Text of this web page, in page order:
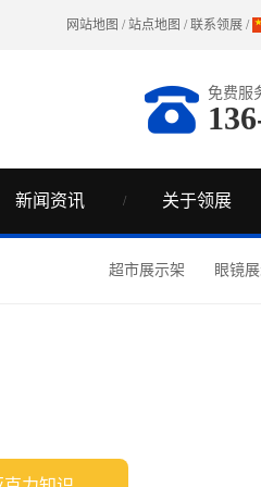
网站地图 /站点地图 /联系领展 /
免费服
新闻资讯 关于领展
超市展示架 眼镜